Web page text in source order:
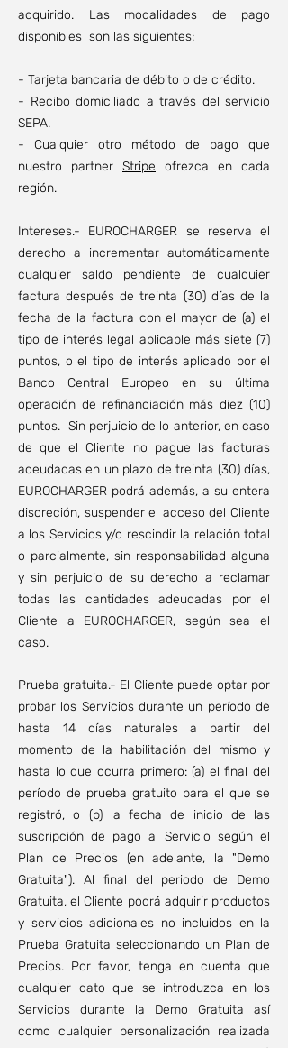
adquirido. Las modalidades de pago
disponibles son las siguientes:
- Tarjeta bancaria de débito o de crédito.
- Recibo domiciliado a través del servicio
SEPA.
- Cualquier otro método de pago que
nuestro partner Stripe ofrezca en cada
región.
Intereses.- EUROCHARGER se reserva el
derecho a incrementar automáticamente
cualquier saldo pendiente de cualquier
factura después de treinta (30) días de la
fecha de la factura con el mayor de (a) el
tipo de interés legal aplicable más siete (7)
puntos, o el tipo de interés aplicado por el
Banco Central Europeo en su última
operación de refinanciación más diez (10)
puntos. Sin perjuicio de lo anterior, en caso
de que el Cliente no pague las facturas
adeudadas en un plazo de treinta (30) días,
EUROCHARGER podrá además, a su entera
discreción, suspender el acceso del Cliente
a los Servicios y/o rescindir la relación total
o parcialmente, sin responsabilidad alguna
y sin perjuicio de su derecho a reclamar
todas las cantidades adeudadas por el
Cliente a EUROCHARGER, según sea el
caso.
Prueba gratuita.- El Cliente puede optar por
probar los Servicios durante un período de
hasta 14 días naturales a partir del
momento de la habilitación del mismo y
hasta lo que ocurra primero: (a) el final del
período de prueba gratuito para el que se
registró, o (b) la fecha de inicio de las
suscripción de pago al Servicio según el
Plan de Precios (en adelante, la "Demo
Gratuita"). Al final del periodo de Demo
Gratuita, el Cliente podrá adquirir productos
y servicios adicionales no incluidos en la
Prueba Gratuita seleccionando un Plan de
Precios. Por favor, tenga en cuenta que
cualquier dato que se introduzca en los
Servicios durante la Demo Gratuita así
como cualquier personalización realizada